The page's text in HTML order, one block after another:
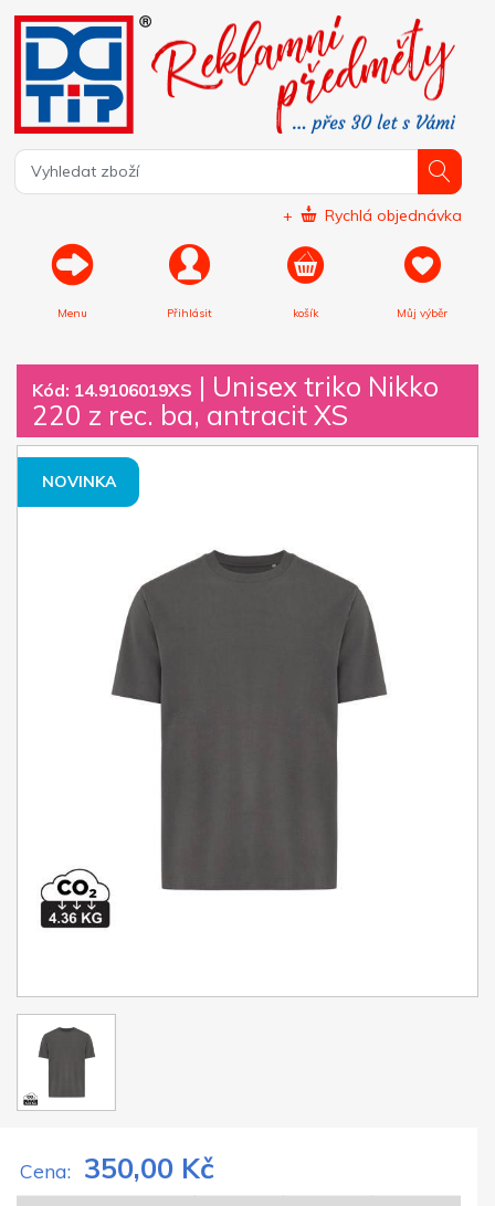
+ Rychlá objednávka
Menu Přihlásit košík Můj výběr
Kód: 14.9106019XS | Unisex triko Nikko
220 z rec. ba, antracit XS
NOVINKA
Cena: 350,00 Kč